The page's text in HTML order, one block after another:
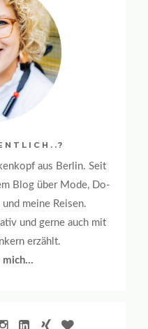
aus Berlin. Seit
Blog über Mode, Do-
meine Reisen.
und gerne auch mit
erzählt.
mich...